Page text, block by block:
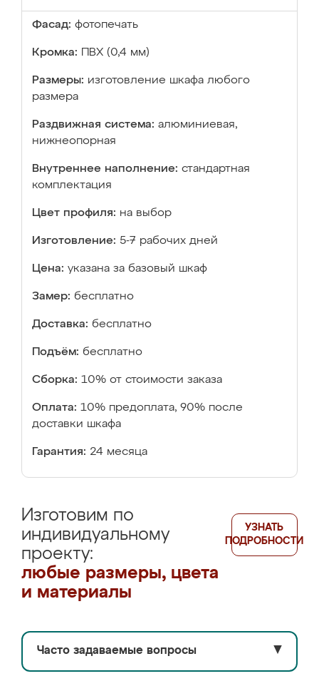
Фасад: фотопечать
Кромка: ПВХ (0,4 мм)
Размеры: изготовление шкафа любого
размера
Раздвижная система: алюминиевая,
нижнеопорная
Внутреннее наполнение: стандартная
комплектация
Цвет профиля: на выбор
Изготовление: 5-7 рабочих дней
Цена: указана за базовый шкаф
Замер: бесплатно
Доставка: бесплатно
Подъём: бесплатно
Сборка: 10% от стоимости заказа
Оплата: 10% предоплата, 90% после
доставки шкафа
Гарантия: 24 месяца
Изготовим по
индивидуальному
проекту:
любые размеры, цвета
и материалы
УЗНАТЬ
ПОДРОБНОСТИ
Часто задаваемые вопросы ▼